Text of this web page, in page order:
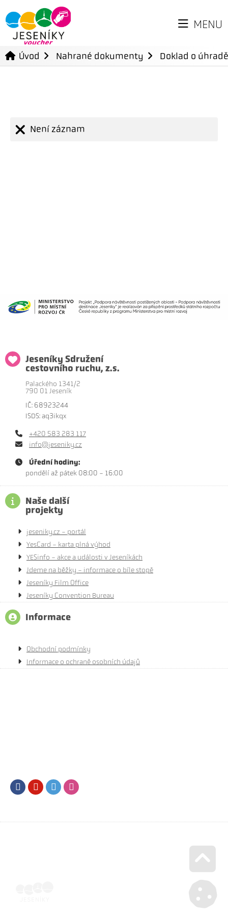
MENU
Úvod Nahrané dokumenty Doklad o
Není záznam
Jeseníky Sdružení
cestovního ruchu, z.s.
Palackého 1341/2
790 01 Jeseník
IČ: 68923244
ISDS: aq3ikqx
+420 583 283 117
info@jeseniky.cz
Úřední hodiny:
pondělí až pátek 08:00 - 16:00
Naše další
projekty
jeseniky.cz - portál
YesCard - karta plná výhod
YESinfo - akce a události v Jeseníkách
Jdeme na běžky - informace o bíle stopě
Jeseníky Film Office
Jeseníky Convention Bureau
Informace
Obchodní podmínky
Informace o ochraně osobních údajů
FacebookYoutubeTwitter
Go